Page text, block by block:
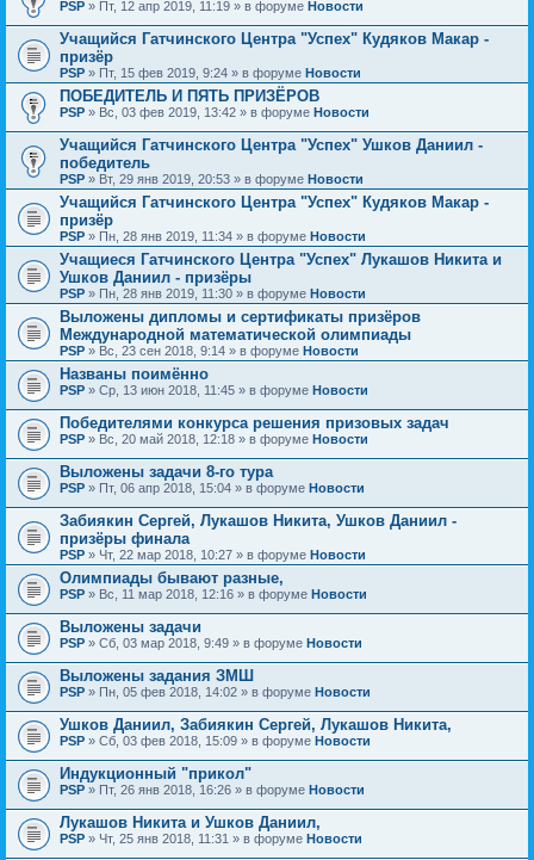
PSP » Пт, 12 апр 2019, 11:19 » в форуме Новости
Учащийся Гатчинского Центра "Успех" Кудяков Макар -
призёр
PSP » Пт, 15 фев 2019, 9:24 » в форуме Новости
ПОБЕДИТЕЛЬ И ПЯТЬ ПРИЗЁРОВ
PSP » Вс, 03 фев 2019, 13:42 » в форуме Новости
Учащийся Гатчинского Центра "Успех" Ушков Даниил -
победитель
PSP » Вт, 29 янв 2019, 20:53 » в форуме Новости
Учащийся Гатчинского Центра "Успех" Кудяков Макар -
призёр
PSP » Пн, 28 янв 2019, 11:34 » в форуме Новости
Учащиеся Гатчинского Центра "Успех" Лукашов Никита и
Ушков Даниил - призёры
PSP » Пн, 28 янв 2019, 11:30 » в форуме Новости
Выложены дипломы и сертификаты призёров
Международной математической олимпиады
PSP » Вс, 23 сен 2018, 9:14 » в форуме Новости
Названы поимённо
PSP » Ср, 13 июн 2018, 11:45 » в форуме Новости
Победителями конкурса решения призовых задач
PSP » Вс, 20 май 2018, 12:18 » в форуме Новости
Выложены задачи 8-го тура
PSP » Пт, 06 апр 2018, 15:04 » в форуме Новости
Забиякин Сергей, Лукашов Никита, Ушков Даниил -
призёры финала
PSP » Чт, 22 мар 2018, 10:27 » в форуме Новости
Олимпиады бывают разные,
PSP » Вс, 11 мар 2018, 12:16 » в форуме Новости
Выложены задачи
PSP » Сб, 03 мар 2018, 9:49 » в форуме Новости
Выложены задания ЗМШ
PSP » Пн, 05 фев 2018, 14:02 » в форуме Новости
Ушков Даниил, Забиякин Сергей, Лукашов Никита,
PSP » Сб, 03 фев 2018, 15:09 » в форуме Новости
Индукционный "прикол"
PSP » Пт, 26 янв 2018, 16:26 » в форуме Новости
Лукашов Никита и Ушков Даниил,
PSP » Чт, 25 янв 2018, 11:31 » в форуме Новости